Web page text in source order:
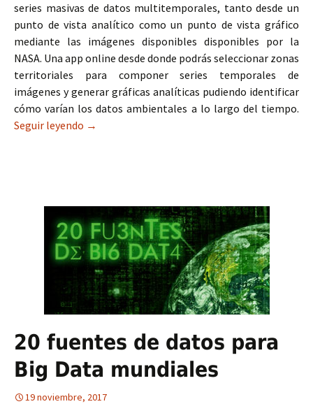
series masivas de datos multitemporales, tanto desde un
punto de vista analítico como un punto de vista gráfico
mediante las imágenes disponibles disponibles por la
NASA. Una app online desde donde podrás seleccionar zonas
territoriales para componer series temporales de
imágenes y generar gráficas analíticas pudiendo identificar
cómo varían los datos ambientales a lo largo del tiempo.
Seguir leyendo AppEEARS para el análisis de datos
→
20 fuentes de datos para
Big Data mundiales
19 noviembre, 2017